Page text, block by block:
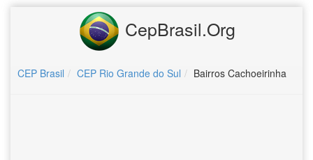
CepBrasil.Org
CEP Brasil CEP Rio Grande do Sul Bairros Cachoeirinha